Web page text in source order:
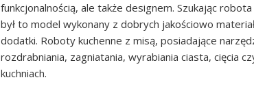
funkcjonalnością, ale także designem. Szukając
był to model wykonany z dobrych jakościowo
dodatki. Roboty kuchenne z misą, posiadające
rozdrabniania, zagniatania, wyrabiania ciasta, cięcia
kuchniach.